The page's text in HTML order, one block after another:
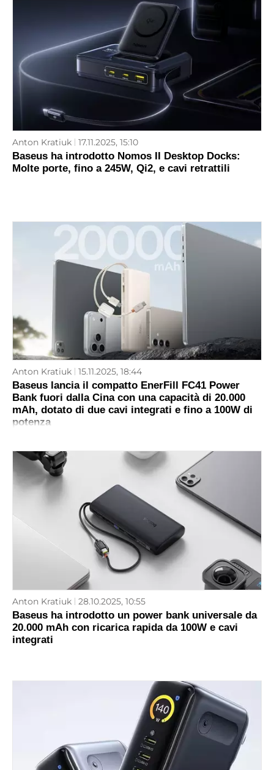
Anton Kratiuk 17.11.2025, 15:10
Baseus ha introdotto Nomos II Desktop Docks:
Molte porte, fino a 245W, Qi2, e cavi retrattili
Anton Kratiuk 15.11.2025, 18:44
Baseus lancia il compatto EnerFill FC41 Power
Bank fuori dalla Cina con una capacità di 20.000
mAh, dotato di due cavi integrati e fino a 100W di
potenza
Anton Kratiuk 28.10.2025, 10:55
Baseus ha introdotto un power bank universale da
20.000 mAh con ricarica rapida da 100W e cavi
integrati